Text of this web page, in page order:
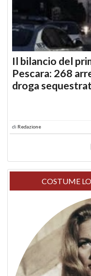
Il bilancio del
Pescara: 268
droga
di Redazione
COSTUME